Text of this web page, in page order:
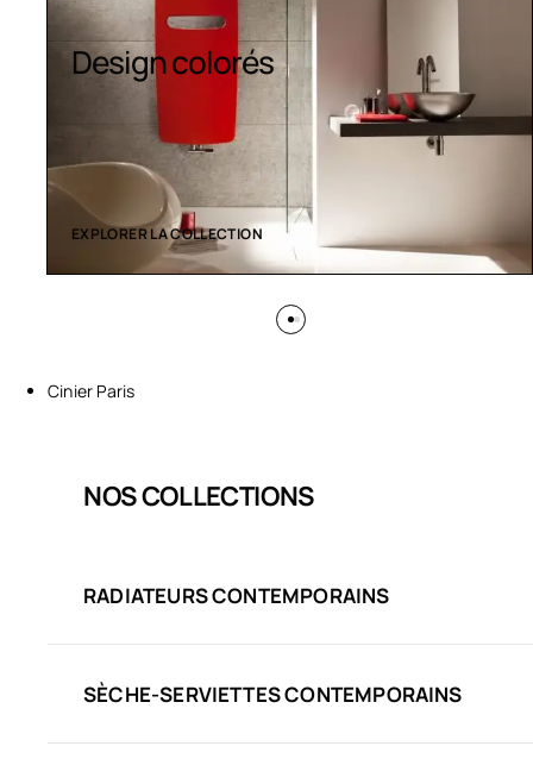
Sèche-serviettes
contemporains
EXPLORER LA COLLECTION
Cinier Paris
NOS COLLECTIONS
RADIATEURS CONTEMPORAINS
SÈCHE-SERVIETTES CONTEMPORAINS